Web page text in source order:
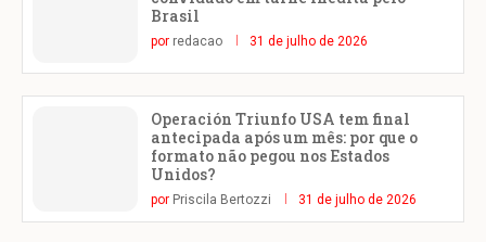
Brasil
por redacao 31 de julho de 2026
Operación Triunfo USA tem final
antecipada após um mês: por que o
formato não pegou nos Estados
Unidos?
por Priscila Bertozzi 31 de julho de 2026